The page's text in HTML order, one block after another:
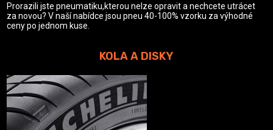
Prorazili jste pneumatiku,kterou nelze opravit a nechcete utrácet
za novou? V naší nabídce jsou pneu 40-100% vzorku za výhodné
ceny po jednom kuse.
KOLA A DISKY